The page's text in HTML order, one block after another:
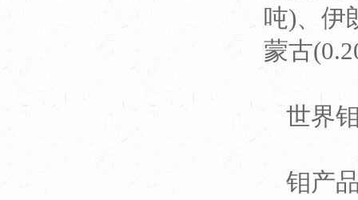
吨)、伊
蒙古
世界
钼产